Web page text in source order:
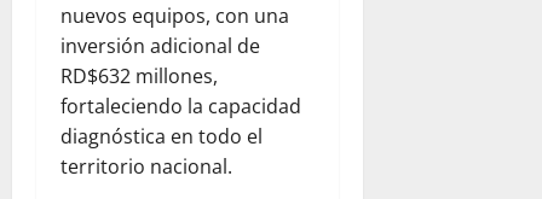
nuevos equipos, con una
inversión adicional de
RD$632 millones,
fortaleciendo la capacidad
diagnóstica en todo el
territorio nacional.